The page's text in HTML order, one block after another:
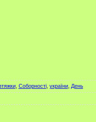
, Соборності, україни, День